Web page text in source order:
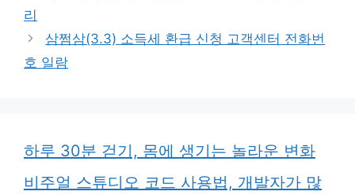
리
삼쩜삼(3.3) 소득세 환급 신청 고객센터 전화번
호 일람
하루 30분 걷기, 몸에 생기는 놀라운 변화
비주얼 스튜디오 코드 사용법, 개발자가 많